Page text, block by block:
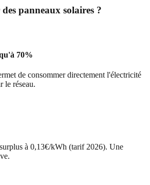
panneaux solaires ?
70%
de consommer directement l'électricité
le réseau.
à 0,13€/kWh (tarif 2026). Une